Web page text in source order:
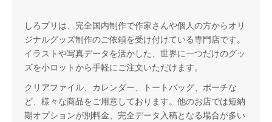
しろプリは、完全国内制作で作家さんや個人の方からオリ
ジナルグッズ制作のご依頼を受け付けている専門店です。
イラストや写真データを活かした、世界に一つだけのグッ
ズを小ロットから手軽にご注文いただけます。
クリアファイル、カレンダー、トートバッグ、ポーチな
ど、様々な商品をご用意しております。他のお店では短納
期オプションが別料金、完全データ入稿となる場合が多い